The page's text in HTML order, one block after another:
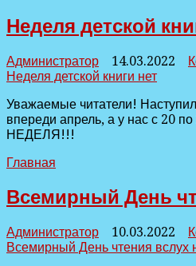
Неделя детской
Администратор 14.03.2022
Неделя детской книги нет
Уважаемые читатели!
впереди апрель, а у нас с 20
НЕДЕЛЯ!!!
Главная
Всемирный День
Администратор 10.03.2022
Всемирный День чтения вслух